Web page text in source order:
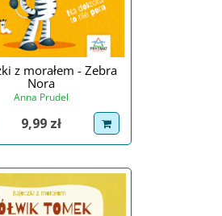
z morałem - Zebra
Nora
Anna Prudel
product
Cena
9,99 zł dodaj do koszyka